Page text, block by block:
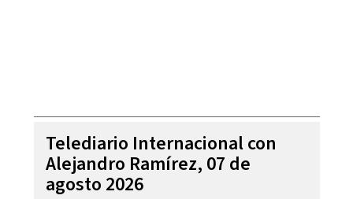
Telediario Internacional con
Alejandro Ramírez, 07 de
agosto 2026